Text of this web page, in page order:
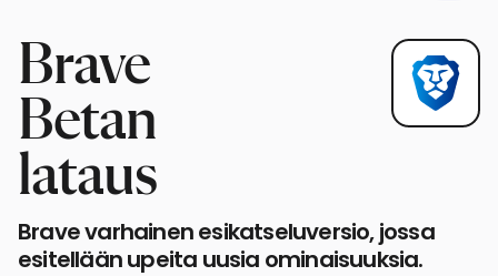
Brave
Betan
lataus
Brave varhainen esikatseluversio, jossa
esitellään upeita uusia ominaisuuksia.